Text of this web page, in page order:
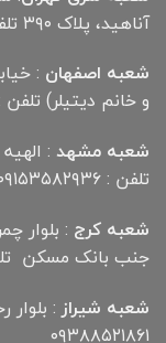
آناهید، پلاک ۳۹۰ تلفن ۰۹۳۵۷۶۵۲۶۲۳
شعبه اصفهان
و خانم دیتیلر) تلفن :
شعبه مشهد
تلفن : ۰۹۱۵۳۵۸۲۹۳۶
شعبه کرج
جنب بانک مسکن تلفن
شعبه شیراز
۰۹۳۸۸۵۲۱۸۶۱